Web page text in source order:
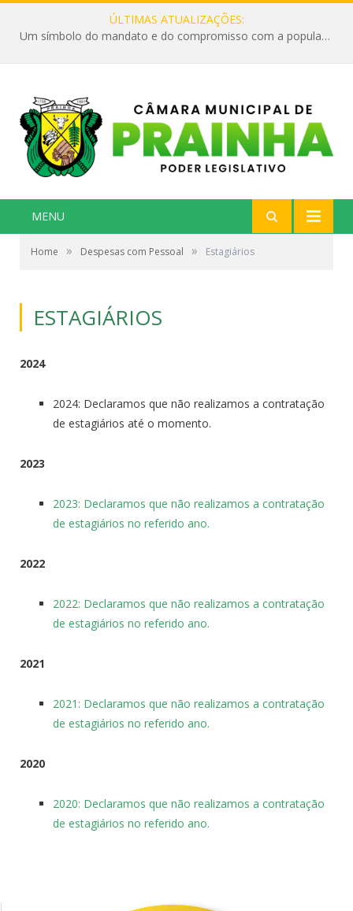
ÚLTIMAS ATUALIZAÇÕES:
Um símbolo do mandato e do compromisso com a população
MENU
Home » Despesas com Pessoal » Estagiários
ESTAGIÁRIOS
2024
2024: Declaramos que não realizamos a contratação
de estagiários até o momento.
2023
2023: Declaramos que não realizamos a contratação
de estagiários no referido ano.
2022
2022: Declaramos que não realizamos a contratação
de estagiários no referido ano.
2021
2021: Declaramos que não realizamos a contratação
de estagiários no referido ano.
2020
2020: Declaramos que não realizamos a contratação
de estagiários no referido ano.